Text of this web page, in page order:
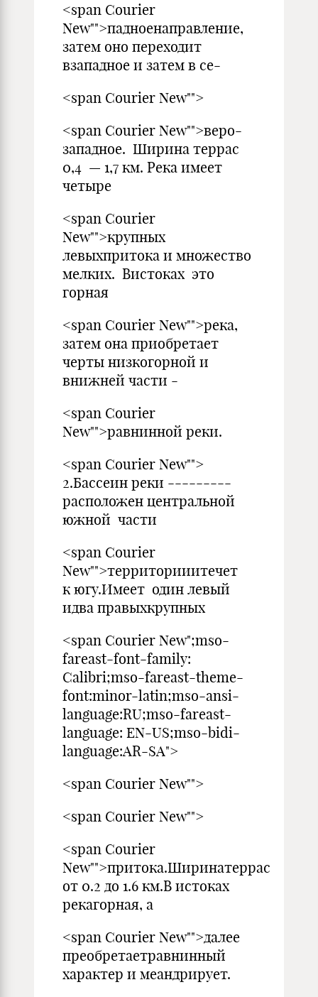
<span Courier
New"">падноенаправление,
затем оно переходит
взападное и затем в се-
<span Courier New"">
<span Courier New"">веро-
западное. Ширина террас
0,4 — 1,7 км. Река имеет
четыре
<span Courier
New"">крупных
левыхпритока и множество
мелких. Вистоках это
горная
<span Courier New"">река,
затем она приобретает
черты низкогорной и
внижней части -
<span Courier
New"">равнинной реки.
<span Courier New"">
2.Бассеин реки ---------
расположен центральной
южной части
<span Courier
New"">территорииитечет
к югу.Имеет один левый
идва правыхкрупных
<span Courier New";mso-
fareast-font-family:
Calibri;mso-fareast-theme-
font:minor-latin;mso-ansi-
language:RU;mso-fareast-
language: EN-US;mso-bidi-
language:AR-SA">
<span Courier New"">
<span Courier New"">
<span Courier
New"">притока.Ширинатеррас
от 0.2 до 1.6 км.В истоках
рекагорная, а
<span Courier New"">далее
преобретаетравнинный
характер и меандрирует.